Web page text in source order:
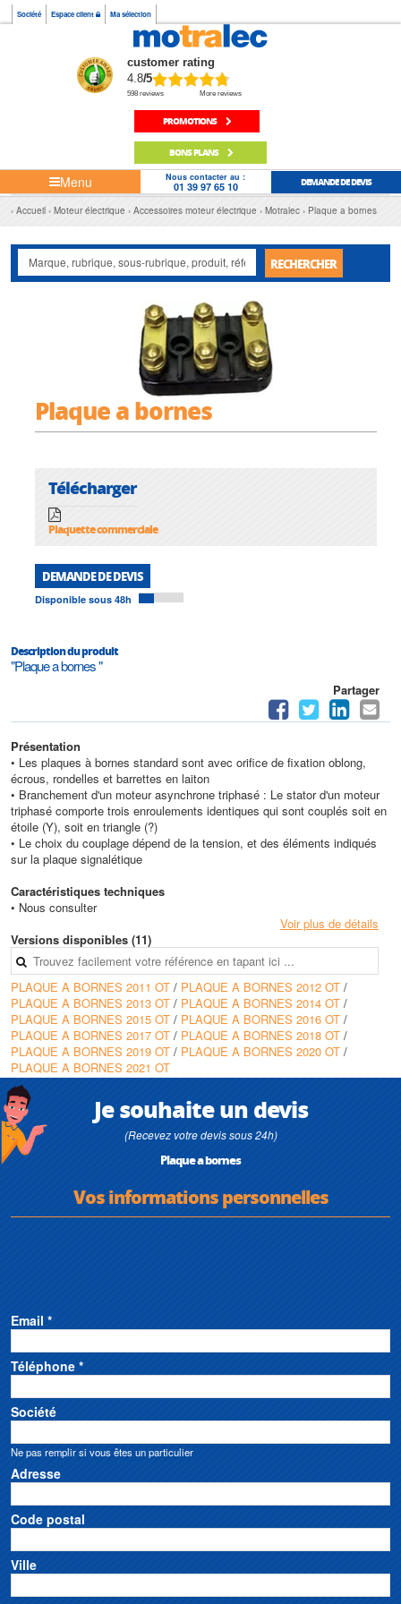
Société Espace client Ma sélection
customer rating
4.8/5
598 reviews More reviews
PROMOTIONS
BONS PLANS
Menu Nous contacter au :
01 39 97 65 10 DEMANDE DE DEVIS
Accueil Moteur électrique Accessoires moteur électrique Motralec Plaque a bornes
RECHERCHER
Plaque a bornes
Télécharger
Plaquette commerciale
DEMANDE DE DEVIS
Disponible sous 48h
Description du produit
"Plaque a bornes "
Partager
Présentation
• Les plaques à bornes standard sont avec orifice de fixation oblong,
écrous, rondelles et barrettes en laiton
• Branchement d'un moteur asynchrone triphasé : Le stator d'un moteur
triphasé comporte trois enroulements identiques qui sont couplés soit en
étoile (Y), soit en triangle (?)
• Le choix du couplage dépend de la tension, et des éléments indiqués
sur la plaque signalétique
Caractéristiques techniques
• Nous consulter
Voir plus de détails
Versions disponibles (11)
PLAQUE A BORNES 2011 OT / PLAQUE A BORNES 2012 OT /
PLAQUE A BORNES 2013 OT / PLAQUE A BORNES 2014 OT /
PLAQUE A BORNES 2015 OT / PLAQUE A BORNES 2016 OT /
PLAQUE A BORNES 2017 OT / PLAQUE A BORNES 2018 OT /
PLAQUE A BORNES 2019 OT / PLAQUE A BORNES 2020 OT /
PLAQUE A BORNES 2021 OT
Je souhaite un devis
(Recevez votre devis sous 24h)
Plaque a bornes
Vos informations personnelles
Email *
Téléphone *
Société
Ne pas remplir si vous êtes un particulier
Adresse
Code postal
Ville